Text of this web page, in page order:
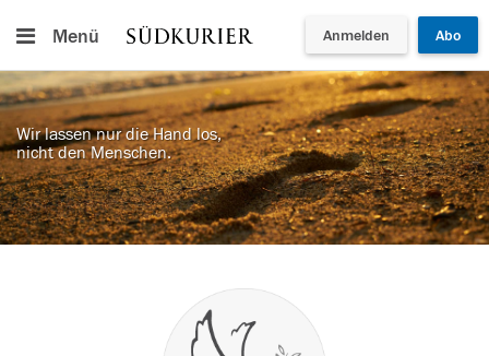
Menü Anmelden Abo
Wir lassen nur die Hand los,
nicht den Menschen.